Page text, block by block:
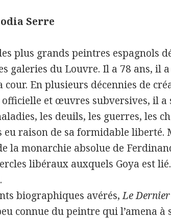
Serre
plus grands peintres espagnols
galeries du Louvre. Il a 78 ans, il
cour. En plusieurs décennies de
et œuvres subversives, il a
les deuils, les guerres, les
eu raison de sa formidable liberté.
la monarchie absolue de
libéraux auxquels Goya est
biographiques avérés,Le
connue du peintre qui l’amena à